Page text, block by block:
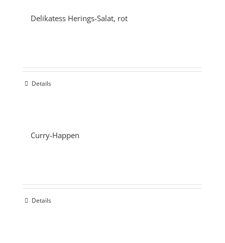
Delikatess Herings-Salat, rot
Details
Curry-Happen
Details